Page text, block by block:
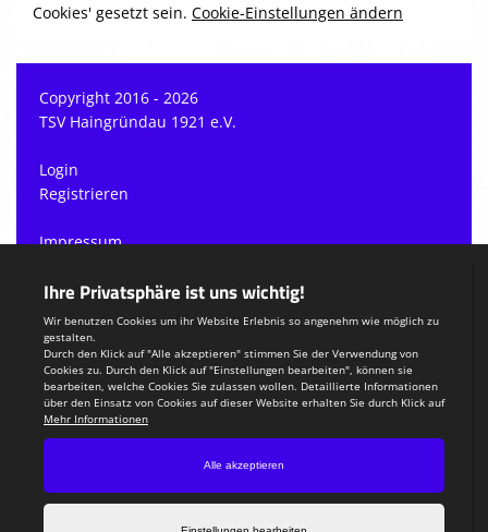
Cookies' gesetzt sein. Cookie-Einstellungen ändern
Copyright 2016 - 2026
TSV Haingründau 1921 e.V.
Login
Registrieren
Impressum
Teamsports 2
Dein Sportverein online